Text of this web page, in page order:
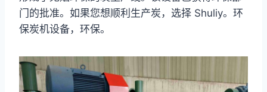
门的批准。如果您想顺利生产炭，选择 Shuliy。环
保炭机设备，环保。